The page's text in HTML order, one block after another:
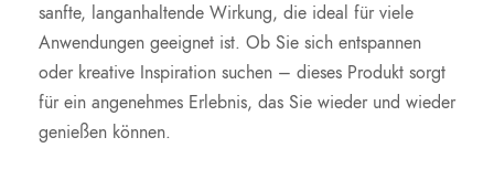
sanfte, langanhaltende Wirkung, die ideal für viele
Anwendungen geeignet ist. Ob Sie sich entspannen
oder kreative Inspiration suchen – dieses Produkt sorgt
für ein angenehmes Erlebnis, das Sie wieder und wieder
genießen können.